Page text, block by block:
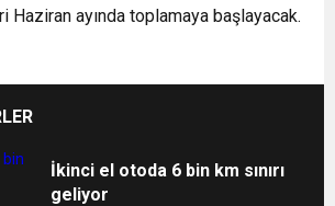
Haziran ayında toplamaya başlayacak.
İkinci el otoda 6 bin km sınırı
geliyor